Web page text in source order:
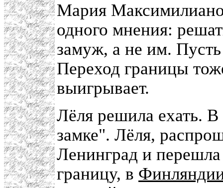
Мария
одного мнения:
замуж, а не им. Пусть
Переход границы
выигрывает.
Лёля решила ехать.
замке". Лёля,
Ленинград и
границу, в